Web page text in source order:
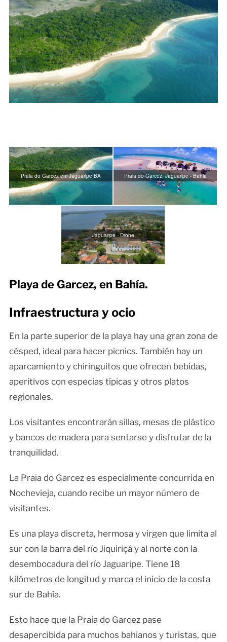
Praia do Garcez em Jaguaripe BA Praia do Garcez, Jaguaripe - Bahia
Jaguaripe - Drone
Playa de Garcez, en Bahía.
Infraestructura y ocio
En la parte superior de la playa hay una gran zona de
césped, ideal para hacer picnics. También hay un
aparcamiento y chiringuitos que ofrecen bebidas,
aperitivos con especias típicas y otros platos
regionales.
Los visitantes encontrarán sillas, mesas de plástico
y bancos de madera para sentarse y disfrutar de la
tranquilidad.
La Praia do Garcez es especialmente concurrida en
Nochevieja, cuando recibe un mayor número de
visitantes.
Es una playa discreta, hermosa y virgen que limita al
sur con la barra del río Jiquiriçá y al norte con la
desembocadura del río Jaguaripe. Tiene 18
kilómetros de longitud y marca el inicio de la costa
sur de Bahía.
Esto hace que la Praia do Garcez pase
desapercibida para muchos bahianos y turistas, que